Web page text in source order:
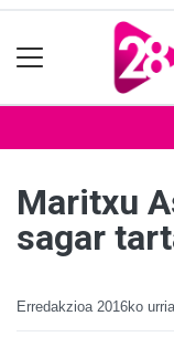
Maritxu
sagar
Erredakzioa 2016ko